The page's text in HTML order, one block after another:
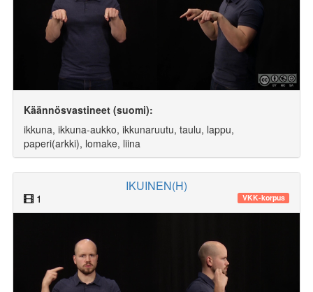
Käännösvastineet (suomi):
ikkuna, ikkuna-aukko, ikkunaruutu, taulu, lappu,
paperi(arkki), lomake, liina
IKUINEN(H)
1 VKK-korpus